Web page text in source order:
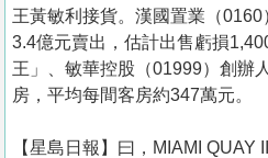
王黃敏利接貨。漢國置業（
3.4億元賣出，估計出售虧損
王」、敏華控股（01999）創辦
房，平均每間客房約347萬元。
【星島日報】曰，MIAMI QUAY